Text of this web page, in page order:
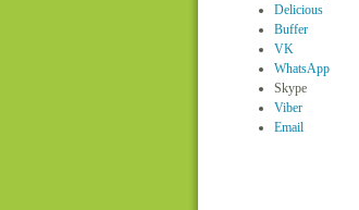
Delicious
Buffer
VK
WhatsApp
Skype
Viber
Email